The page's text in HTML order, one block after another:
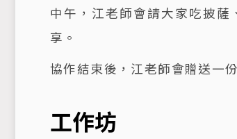
中午，江老師會請大家吃披
享。
協作結束後，江老師會贈送一
工作坊